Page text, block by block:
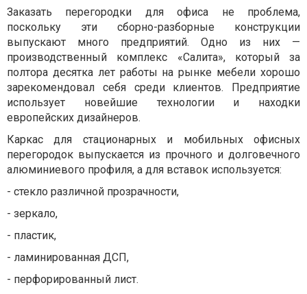
Заказать перегородки для офиса не проблема,
поскольку эти сборно-разборные конструкции
выпускают много предприятий. Одно из них —
производственный комплекс «Салита», который за
полтора десятка лет работы на рынке мебели хорошо
зарекомендовал себя среди клиентов. Предприятие
использует новейшие технологии и находки
европейских дизайнеров.
Каркас для стационарных и мобильных офисных
перегородок выпускается из прочного и долговечного
алюминиевого профиля, а для вставок используется:
- стекло различной прозрачности,
- зеркало,
- пластик,
- ламинированная ДСП,
- перфорированный лист.